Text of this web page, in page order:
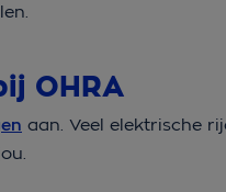
OHRA
aan. Veel elektrische